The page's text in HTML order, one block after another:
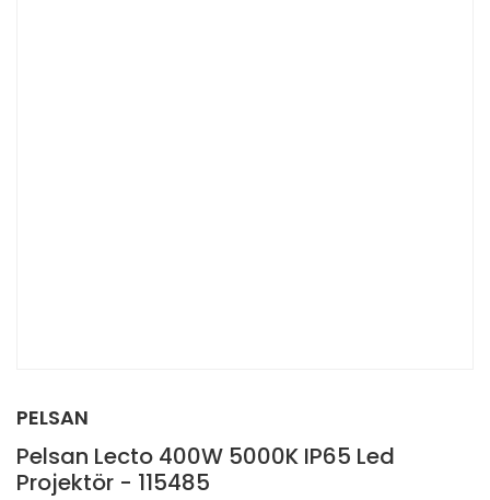
PELSAN
Pelsan Lecto 400W 5000K IP65 Led
Projektör - 115485